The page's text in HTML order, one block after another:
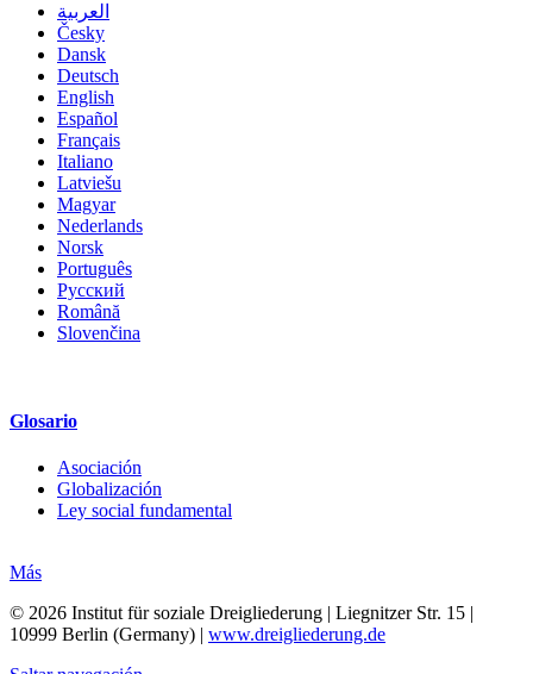
العربية
Česky
Dansk
Deutsch
English
Español
Français
Italiano
Latviešu
Magyar
Nederlands
Norsk
Português
Русский
Română
Slovenčina
Glosario
Asociación
Globalización
Ley social fundamental
Más
© 2026 Institut für soziale Dreigliederung | Liegnitzer Str. 15 |
10999 Berlin (Germany) | www.dreigliederung.de